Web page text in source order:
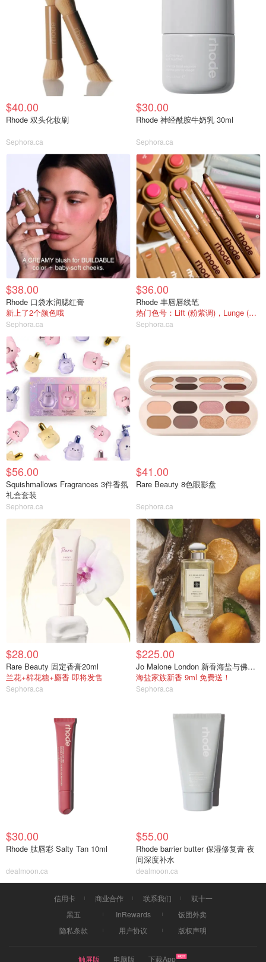
$40.00
Rhode 双头化妆刷
Sephora.ca
$30.00
Rhode 神经酰胺牛奶乳 30ml
Sephora.ca
$38.00
Rhode 口袋水润腮红膏
新上了2个颜色哦
Sephora.ca
$36.00
Rhode 丰唇唇线笔
热门色号：Lift (粉紫调)，Lunge (玫瑰棕)
Sephora.ca
$56.00
Squishmallows Fragrances 3件香氛
礼盒套装
Sephora.ca
$41.00
Rare Beauty 8色眼影盘
Sephora.ca
$28.00
Rare Beauty 固定香膏20ml
兰花+棉花糖+麝香 即将发售
Sephora.ca
$225.00
Jo Malone London 新香海盐与佛手柑
海盐家族新香 9ml 免费送！
Sephora.ca
$30.00
Rhode 肽唇彩 Salty Tan 10ml
dealmoon.ca
$55.00
Rhode barrier butter 保湿修复膏 夜
间深度补水
dealmoon.ca
信用卡 商业合作 联系我们
双十一
黑五
InRewards
饭团外卖
隐私条款
用户协议 版权声明
触屏版 电脑版 下载App